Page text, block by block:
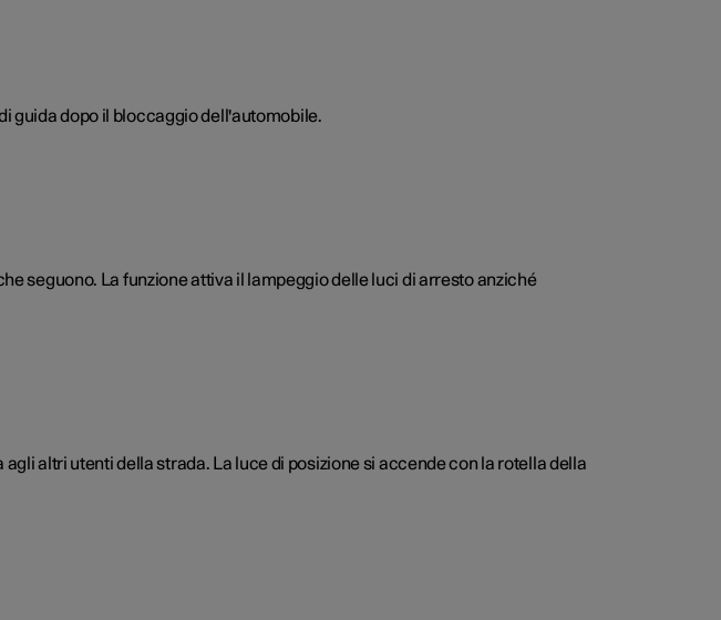
guida dopo il bloccaggio dell'automobile.
seguono. La funzione attiva il lampeggio delle luci di arresto anziché
altri utenti della strada. La luce di posizione si accende con la rotella della